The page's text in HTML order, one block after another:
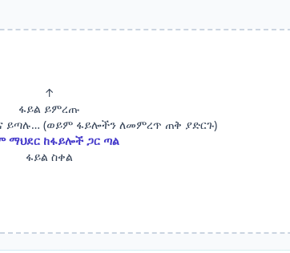
↑
ፋይል ይምረጡ
ይጣሉ… (ወይም ፋይሎችን ለመምረጥ ጠቅ ያድርጉ)
ማህደር ከፋይሎች ጋር ጣል
ፋይል ስቀል